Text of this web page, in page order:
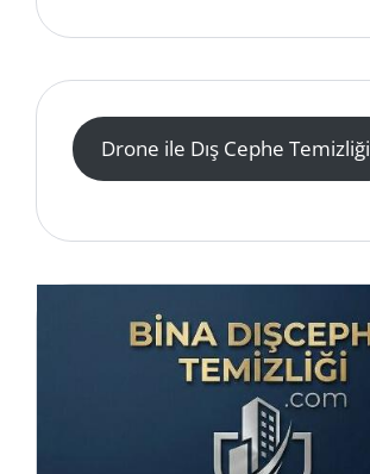
Drone ile Dış Cephe Temizliği